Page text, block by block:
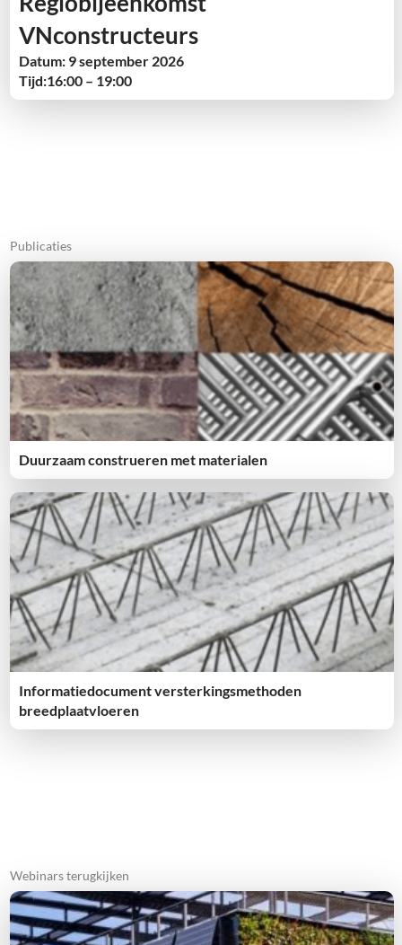
VNconstructeurs
Datum: 9 september 2026
Tijd:16:00 – 19:00
Publicaties
Duurzaam construeren met materialen
Informatiedocument versterkingsmethoden
breedplaatvloeren
Webinars terugkijken